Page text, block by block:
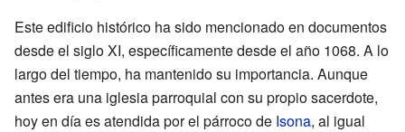
Este edificio histórico ha sido mencionado en documentos
desde el siglo XI, específicamente desde el año 1068. A lo
largo del tiempo, ha mantenido su importancia. Aunque
antes era una iglesia parroquial con su propio sacerdote,
hoy en día es atendida por el párroco de Isona, al igual